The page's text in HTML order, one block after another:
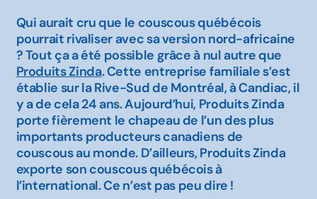
Qui aurait cru que le couscous québécois
pourrait rivaliser avec sa version nord-africaine
? Tout ça a été possible grâce à nul autre que
Produits Zinda. Cette entreprise familiale s’est
établie sur la Rive-Sud de Montréal, à Candiac, il
y a de cela 24 ans. Aujourd’hui, Produits Zinda
porte fièrement le chapeau de l’un des plus
importants producteurs canadiens de
couscous au monde. D’ailleurs, Produits Zinda
exporte son couscous québécois à
l’international. Ce n’est pas peu dire !